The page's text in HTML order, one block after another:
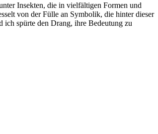
Insekten, die in vielfältigen Formen und
von der⁤ Fülle an Symbolik,⁣ die hinter‌ dieser
ich spürte den Drang, ihre⁤ Bedeutung​ zu